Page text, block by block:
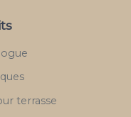
terrasse